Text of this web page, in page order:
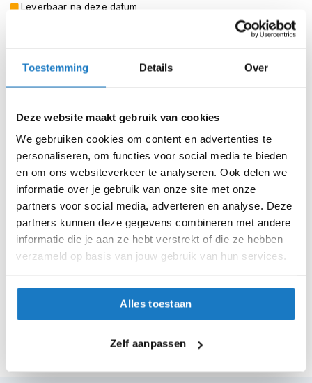
Toestemming Details Over
Deze website maakt gebruik van cookies
We gebruiken cookies om content en advertenties te
personaliseren, om functies voor social media te bieden
en om ons websiteverkeer te analyseren. Ook delen we
informatie over je gebruik van onze site met onze
partners voor social media, adverteren en analyse. Deze
partners kunnen deze gegevens combineren met andere
informatie die je aan ze hebt verstrekt of die ze hebben
verzameld op basis van jouw gebruik van hun services.
Alles toestaan
Zelf aanpassen
m
i
l
e
m
t
o
r
h
l
m
e
i
c
Leverbaar na deze datum
Levertijd onbekend, neem eventueel contact met ons op
Zo werkt Reserveren & Passen
Voeg het product toe aan je winkelwagen en klik op "Ik
ga bestellen".
Selecteer je winkel bij "Vrijblijvende winkelreservering"
Seintje ontvangen via e-mail? Kom je artikelen passen in
de winkel.
Alles naar tevredenheid? Betaal in de winkel.